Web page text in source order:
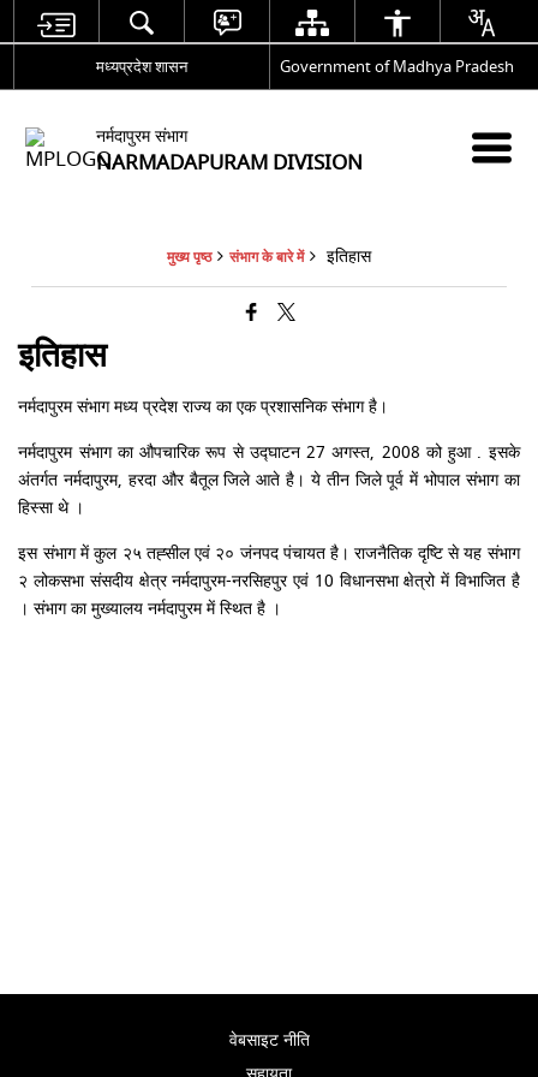
मध्यप्रदेश शासन Government of Madhya Pradesh
नर्मदापुरम संभाग
NARMADAPURAM DIVISION
मुख्य पृष्ठ संभाग के बारे में इतिहास
इतिहास
नर्मदापुरम संभाग मध्य प्रदेश राज्य का एक प्रशासनिक संभाग है।
नर्मदापुरम संभाग का औपचारिक रूप से उद्घाटन 27 अगस्त, 2008 को हुआ . इसके
अंतर्गत नर्मदापुरम, हरदा और बैतूल जिले आते है। ये तीन जिले पूर्व में भोपाल संभाग का
हिस्सा थे ।
इस संभाग में कुल २५ तह्सील एवं २० जंनपद पंचायत है। राजनैतिक दृष्टि से यह संभाग
२ लोकसभा संसदीय क्षेत्र नर्मदापुरम-नरसिहपुर एवं 10 विधानसभा क्षेत्रो में विभाजित है
। संभाग का मुख्यालय नर्मदापुरम में स्थित है ।
वेबसाइट नीति